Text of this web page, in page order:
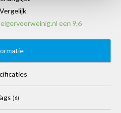
een 9,6
(6)